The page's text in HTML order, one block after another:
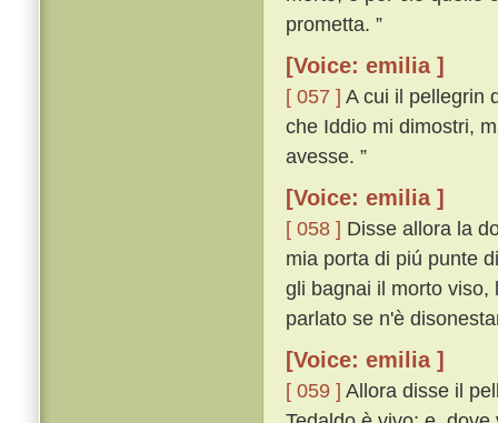
prometta. ”
[Voice: emilia ]
[ 057 ] A cui il pellegrin
che Iddio mi dimostri,
avesse. ”
[Voice: emilia ]
[ 058 ] Disse allora la
mia porta di piú punte
gli bagnai il morto viso,
parlato se n'è
[Voice: emilia ]
[ 059 ] Allora disse il